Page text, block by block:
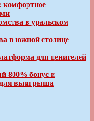
комфортное
в уральском
в южной столице
для ценителей
800% бонус и
для выигрыша